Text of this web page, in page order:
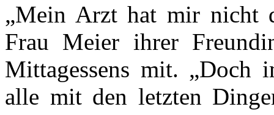
„Mein Arzt hat mir nicht
Frau Meier ihrer
Mittagessens mit. „Doch
alle mit den letzten